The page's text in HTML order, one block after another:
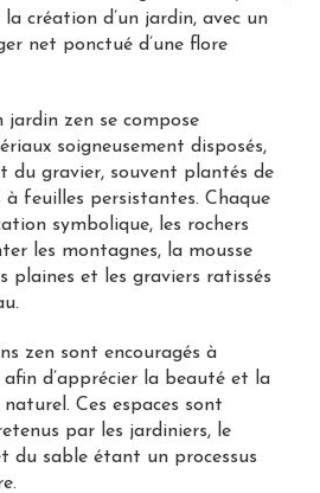
la création d’un jardin, avec un
net ponctué d’une flore
jardin zen se compose
soigneusement disposés,
du gravier, souvent plantés de
à feuilles persistantes. Chaque
symbolique, les rochers
les montagnes, la mousse
plaines et les graviers ratissés
zen sont encouragés à
d’apprécier la beauté et la
Ces espaces sont
par les jardiniers, le
du sable étant un processus